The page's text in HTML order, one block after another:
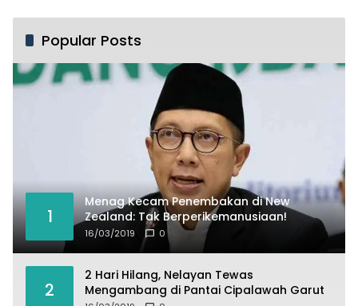
Popular Posts
1
Menag Kecam Penembakan di New
Zealand: Tak Berperikemanusiaan!
16/03/2019 0
2
2 Hari Hilang, Nelayan Tewas
Mengambang di Pantai Cipalawah Garut